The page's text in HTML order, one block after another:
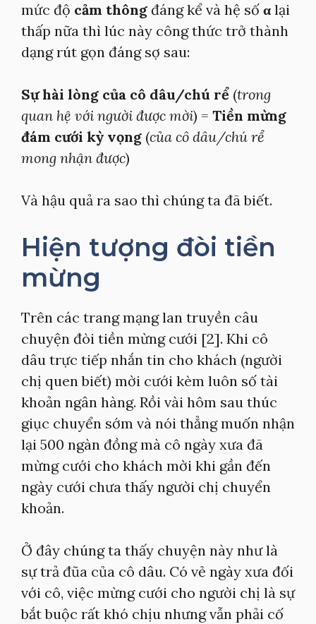
mức độ cảm thông đáng kể và hệ số α lại
thấp nữa thì lúc này công thức trở thành
dạng rút gọn đáng sợ sau:
Sự hài lòng của cô dâu/chú rể (trong
quan hệ với người được mời) = Tiền mừng
đám cưới kỳ vọng (của cô dâu/chú rể
mong nhận được)
Và hậu quả ra sao thì chúng ta đã biết.
Hiện tượng đòi tiền
mừng
Trên các trang mạng lan truyền câu
chuyện đòi tiền mừng cưới [2]. Khi cô
dâu trực tiếp nhắn tin cho khách (người
chị quen biết) mời cưới kèm luôn số tài
khoản ngân hàng. Rồi vài hôm sau thúc
giục chuyển sớm và nói thẳng muốn nhận
lại 500 ngàn đồng mà cô ngày xưa đã
mừng cưới cho khách mời khi gần đến
ngày cưới chưa thấy người chị chuyển
khoản.
Ở đây chúng ta thấy chuyện này như là
sự trả đũa của cô dâu. Có vẻ ngày xưa đối
với cô, việc mừng cưới cho người chị là sự
bắt buộc rất khó chịu nhưng vẫn phải cố